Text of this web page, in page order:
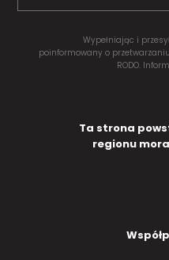
Wypełniając i
poinformowany o
RODO.
Ta strona
regionu